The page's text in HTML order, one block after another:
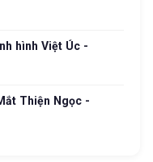
hình Việt Úc -
Thiện Ngọc -